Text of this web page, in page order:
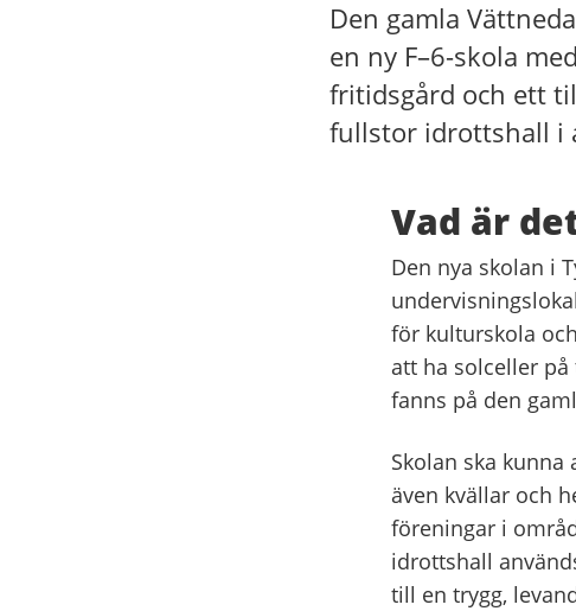
Den gamla
en ny F–6-skola
fritidsgård och ett
fullstor idrottshall i
Vad är
Den nya skolan i
för kulturskola
att ha solceller
fanns på den
Skolan ska kunna
även kvällar och
föreningar i
idrottshall
till en trygg,